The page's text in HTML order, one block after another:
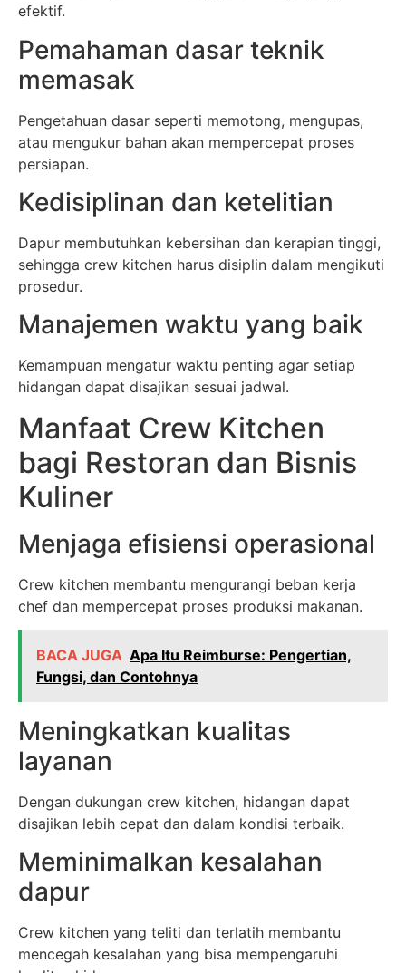
efektif.
Pemahaman dasar teknik
memasak
Pengetahuan dasar seperti memotong, mengupas,
atau mengukur bahan akan mempercepat proses
persiapan.
Kedisiplinan dan ketelitian
Dapur membutuhkan kebersihan dan kerapian tinggi,
sehingga crew kitchen harus disiplin dalam mengikuti
prosedur.
Manajemen waktu yang baik
Kemampuan mengatur waktu penting agar setiap
hidangan dapat disajikan sesuai jadwal.
Manfaat Crew Kitchen
bagi Restoran dan Bisnis
Kuliner
Menjaga efisiensi operasional
Crew kitchen membantu mengurangi beban kerja
chef dan mempercepat proses produksi makanan.
BACA JUGA Apa Itu Reimburse: Pengertian,
Fungsi, dan Contohnya
Meningkatkan kualitas
layanan
Dengan dukungan crew kitchen, hidangan dapat
disajikan lebih cepat dan dalam kondisi terbaik.
Meminimalkan kesalahan
dapur
Crew kitchen yang teliti dan terlatih membantu
mencegah kesalahan yang bisa mempengaruhi